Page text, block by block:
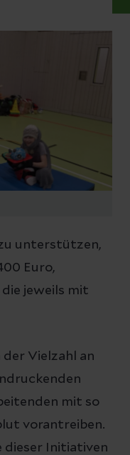
unterstützen,
Euro,
jeweils mit
Vielzahl an
mit so
vorantreiben.
dieser Initiativen